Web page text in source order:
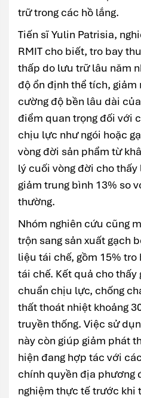
trữ trong các hồ lắng.
Tiến sĩ Yulin Patrisia,
RMIT cho biết, tro bay
thấp do lưu trữ lâu năm
độ ổn định thể tích, giảm
cường độ bền lâu dài
điểm quan trọng đối với
chịu lực như ngói hoặc
vòng đời sản phẩm từ
lý cuối vòng đời cho thấy
giảm trung bình 13% so
thường.
Nhóm nghiên cứu cũng
trộn sang sản xuất gạch
liệu tái chế, gồm 15%
tái chế. Kết quả cho thấy
chuẩn chịu lực, chống
thất thoát nhiệt khoảng
truyền thống. Việc sử
này còn giúp giảm phát
hiện đang hợp tác với
chính quyền địa phương
nghiệm thực tế trước khi